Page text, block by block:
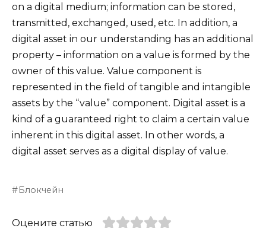
on a digital medium; information can be stored,
transmitted, exchanged, used, etc. In addition, a
digital asset in our understanding has an additional
property – information on a value is formed by the
owner of this value. Value component is
represented in the field of tangible and intangible
assets by the “value” component. Digital asset is a
kind of a guaranteed right to claim a certain value
inherent in this digital asset. In other words, a
digital asset serves as a digital display of value.
Блокчейн
Оцените статью